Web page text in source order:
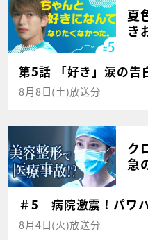
夏
き
第5話 「好き」涙の告
8月8日(土)放送分
ク
急
＃5 病院激震！パワ
8月4日(火)放送分